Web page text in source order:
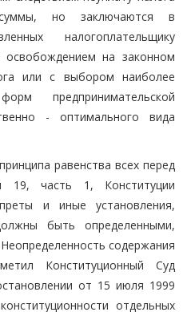
но заключаются в
налогоплательщику
на законном
или с выбором наиболее
предпринимательской
- оптимального вида
равенства всех перед
19, часть 1, Конституции
и иные установления,
быть определенными,
содержания
Конституционный Суд
от 15 июля 1999
отдельных